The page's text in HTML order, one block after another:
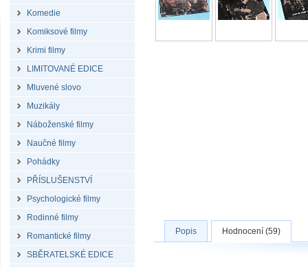
Komedie
Komiksové filmy
Krimi filmy
LIMITOVANÉ EDICE
Mluvené slovo
Muzikály
Náboženské filmy
Naučné filmy
Pohádky
PŘÍSLUŠENSTVÍ
Psychologické filmy
Rodinné filmy
Romantické filmy
SBĚRATELSKÉ EDICE
Popis Hodnocení (59)